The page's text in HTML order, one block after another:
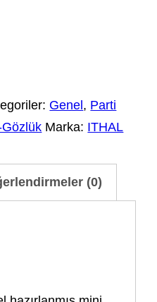
Genel, Parti
Marka: ITHAL
(0)